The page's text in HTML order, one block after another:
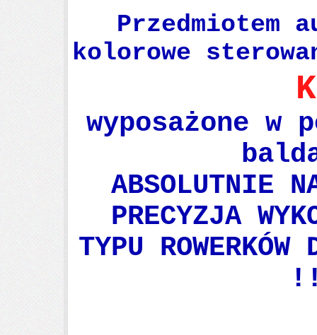
Przedmiotem
kolorowe
wyposażone w
ABSOLUTNIE
PRECYZJA
TYPU ROWERKÓW